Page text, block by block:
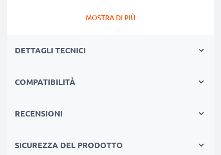
continuamente altissime performance in termini di
superano quelle della vecchia batteria originale Dell,
Specialisti dal 2004, le nostre batterie di ricambio per
MOSTRA DI PIÙ
DETTAGLI TECNICI
COMPATIBILITÀ
RECENSIONI
SICUREZZA DEL PRODOTTO